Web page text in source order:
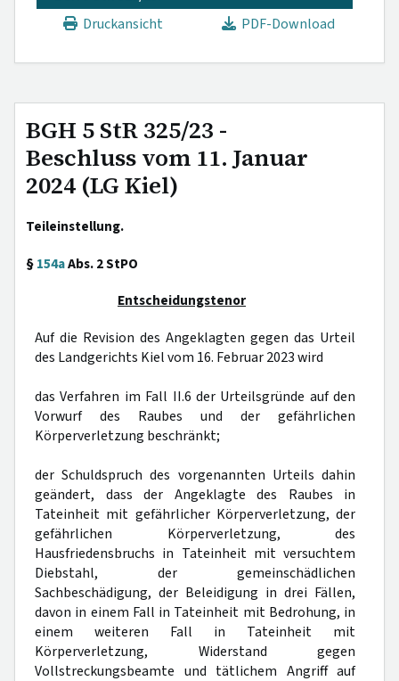
Druckansicht
PDF-Download
BGH 5 StR 325/23 -
Beschluss vom 11. Januar
2024 (LG Kiel)
Teileinstellung.
§154aAbs. 2 StPO
Entscheidungstenor
Auf die Revision des Angeklagten gegen das Urteil
des Landgerichts Kiel vom 16. Februar 2023 wird
das Verfahren im Fall II.6 der Urteilsgründe auf den
Vorwurf des Raubes und der gefährlichen
Körperverletzung beschränkt;
der Schuldspruch des vorgenannten Urteils dahin
geändert, dass der Angeklagte des Raubes in
Tateinheit mit gefährlicher Körperverletzung, der
gefährlichen Körperverletzung, des
Hausfriedensbruchs in Tateinheit mit versuchtem
Diebstahl, der gemeinschädlichen
Sachbeschädigung, der Beleidigung in drei Fällen,
davon in einem Fall in Tateinheit mit Bedrohung, in
einem weiteren Fall in Tateinheit mit
Körperverletzung, Widerstand gegen
Vollstreckungsbeamte und tätlichem Angriff auf